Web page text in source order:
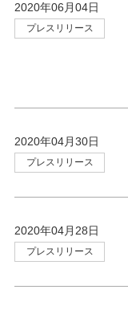
2020年06月04日
プレスリリース
2020年04月30日
プレスリリース
2020年04月28日
プレスリリース